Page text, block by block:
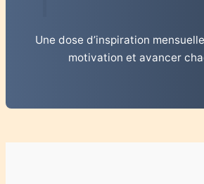
Une dose d’inspiration
motivation et avancer